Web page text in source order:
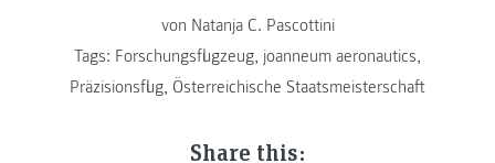
von Natanja C. Pascottini
Tags: Forschungsflugzeug, joanneum aeronautics,
Präzisionsflug, Österreichische Staatsmeisterschaft
Share this: